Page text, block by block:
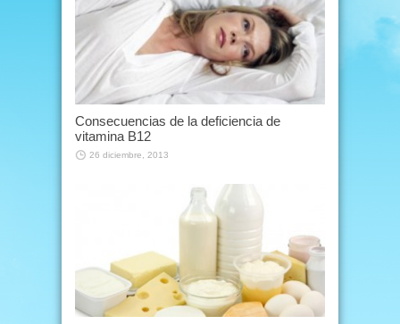
Consecuencias de la deficiencia de
vitamina B12
26 diciembre, 2013